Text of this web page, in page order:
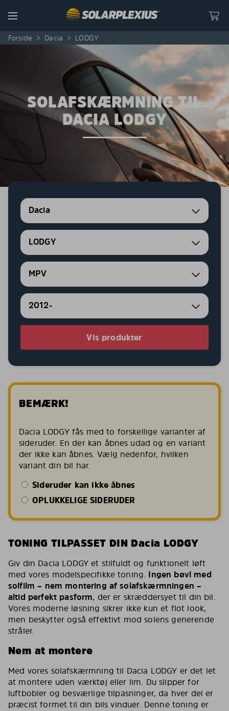
Menu
Forside > Dacia > LODGY
SOLAFSKÆRMNING TIL
DACIA LODGY
Dacia
LODGY
MPV
2012-
Vis produkter
BEMÆRK!
Dacia LODGY fås med to forskellige varianter af
sideruder. En der kan åbnes udad og en variant
der ikke kan åbnes. Vælg nedenfor, hvilken
variant din bil har.
Sideruder kan ikke åbnes
OPLUKKELIGE SIDERUDER
TONING TILPASSET DIN Dacia LODGY
Giv din Dacia LODGY et stilfuldt og funktionelt løft
med vores modelspecifikke toning. Ingen bøvl med
solfilm – nem montering af solafskærmningen –
altid perfekt pasform, der er skræddersyet til din bil.
Vores moderne løsning sikrer ikke kun et flot look,
men beskytter også effektivt mod solens generende
stråler.
Nem at montere
Med vores solafskærmning til Dacia LODGY er det let
at montere uden værktøj eller lim. Du slipper for
luftbobler og besværlige tilpasninger, da hver del er
præcist formet til din bils vinduer. Denne toning er